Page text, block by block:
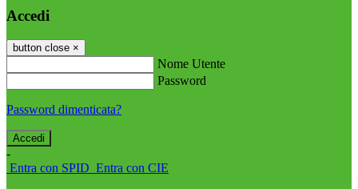
Accedi
button close ×
Nome Utente
Password
Password dimenticata?
-
Entra con SPID Entra con CIE